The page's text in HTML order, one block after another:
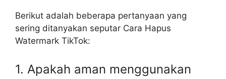
Berikut adalah beberapa pertanyaan yang
sering ditanyakan seputar Cara Hapus
Watermark TikTok:
1. Apakah aman menggunakan